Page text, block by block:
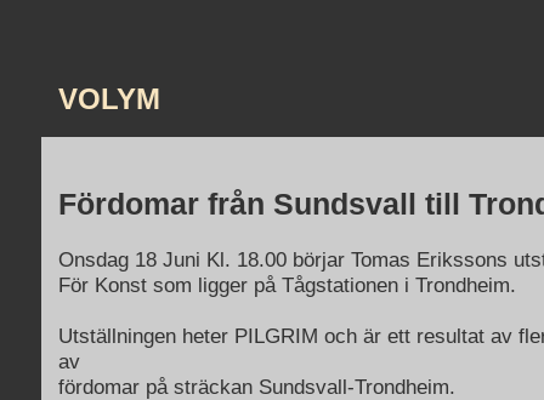
VOLYM
Fördomar från Sundsvall till
Onsdag 18 Juni Kl. 18.00 börjar Tomas Erikssons
För Konst som ligger på Tågstationen i Trondheim.
Utställningen heter PILGRIM och är ett resultat av
av
fördomar på sträckan Sundsvall-Trondheim.